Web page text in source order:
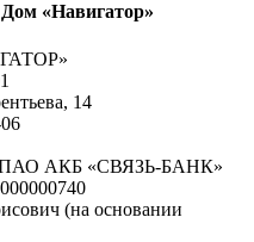
«Навигатор»
14
АКБ «СВЯЗЬ-БАНК»
(на основании